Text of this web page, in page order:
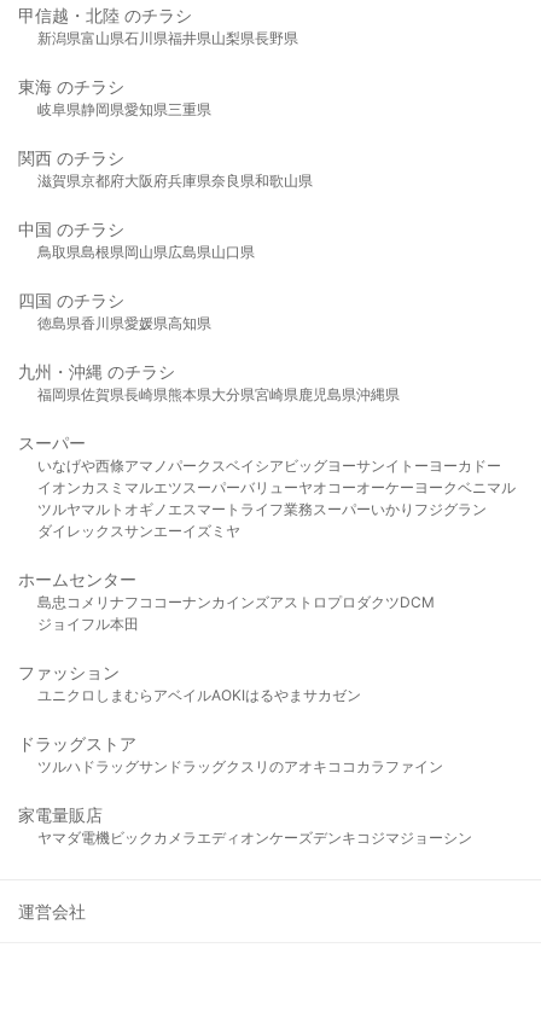
甲信越・北陸 のチラシ
新潟県富山県石川県福井県山梨県長野県
東海 のチラシ
岐阜県静岡県愛知県三重県
関西 のチラシ
滋賀県京都府大阪府兵庫県奈良県和歌山県
中国 のチラシ
鳥取県島根県岡山県広島県山口県
四国 のチラシ
徳島県香川県愛媛県高知県
九州・沖縄 のチラシ
福岡県佐賀県長崎県熊本県大分県宮崎県鹿児島県沖縄県
スーパー
いなげや西條アマノパークスベイシア ビッグヨーサンイトーヨーカドー
イオンカスミ マルエツスーパーバリューヤオコーオーケー ヨークベニマル
ツルヤマルト オギノ エスマート ライフ業務スーパーいかり フジグラン
ダイレックスサンエーイズミヤ
ホームセンター
島忠 コメリ ナフコ コーナンカインズアストロプロダクツDCM
ジョイフル本田
ファッション
ユニクロ しまむら アベイルAOKIはるやま サカゼン
ドラッグストア
ツルハドラッグサンドラッグクスリのアオキ ココカラファイン
家電量販店
ヤマダ電機ビックカメラ エディオンケーズデンキ コジマジョーシン
運営会社